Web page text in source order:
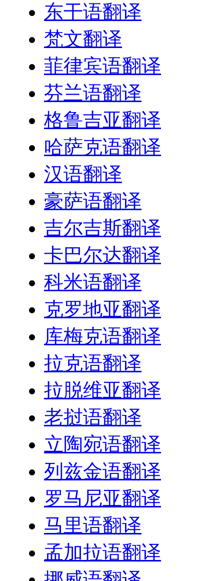
东干语翻译
梵文翻译
菲律宾语翻译
芬兰语翻译
格鲁吉亚翻译
哈萨克语翻译
汉语翻译
豪萨语翻译
吉尔吉斯翻译
卡巴尔达翻译
科米语翻译
克罗地亚翻译
库梅克语翻译
拉克语翻译
拉脱维亚翻译
老挝语翻译
立陶宛语翻译
列兹金语翻译
罗马尼亚翻译
马里语翻译
孟加拉语翻译